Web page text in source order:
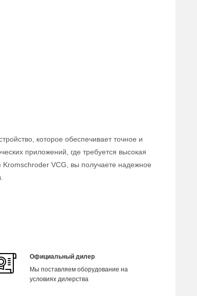
которое обеспечивает точное и
приложений, где требуется высокая
VCG, вы получаете надежное
Официальный дилер
Мы поставляем оборудование на
условиях дилерства